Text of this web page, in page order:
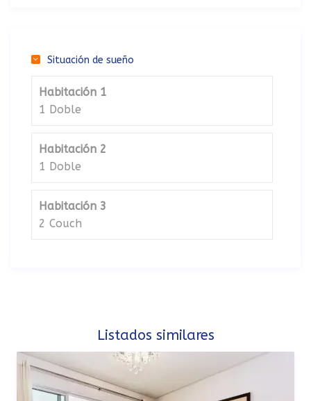
Situación de sueño
Habitación 1
1 Doble
Habitación 2
1 Doble
Habitación 3
2 Couch
Listados similares